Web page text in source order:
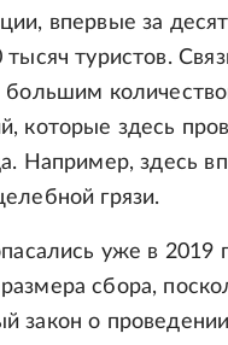
впервые за
тысяч туристов.
большим
которые здесь
Например, здесь
грязи.
уже в 2019
сбора,
закон о проведении